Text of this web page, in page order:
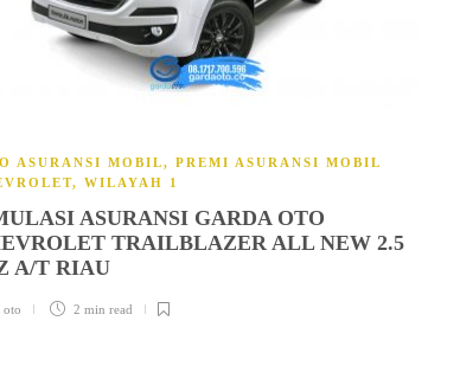
ASURANSI MOBIL, PREMI ASURANSI MOBIL
, WILAYAH 1
ASURANSI GARDA OTO
TRAILBLAZER ALL NEW 2.5
A/T RIAU
oto 2 min read